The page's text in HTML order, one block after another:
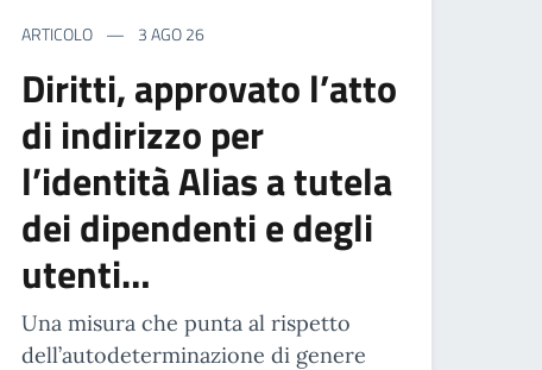
ARTICOLO 3 AGO 26
Diritti, approvato l’atto
di indirizzo per
l’identità Alias a tutela
dei dipendenti e degli
utenti…
Una misura che punta al rispetto
dell’autodeterminazione di genere